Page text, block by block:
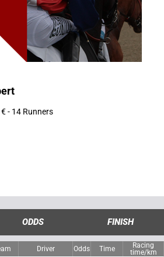
- 14 Runners
ODDS FINISH
Driver Odds Time
Racing
time/km